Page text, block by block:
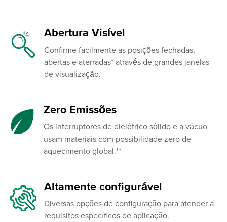
Abertura Visível
Confirme facilmente as posições fechadas,
abertas e aterradas* através de grandes janelas
de visualização.
Zero Emissões
Os interruptores de dielétrico sólido e a vácuo
usam materiais com possibilidade zero de
aquecimento global.**
Altamente configurável
Diversas opções de configuração para atender a
requisitos específicos de aplicação.